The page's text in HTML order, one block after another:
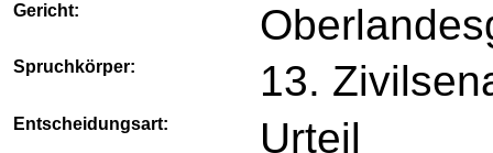
Gericht:
Spruchkörper: 13.
Entscheidungsart: Urteil